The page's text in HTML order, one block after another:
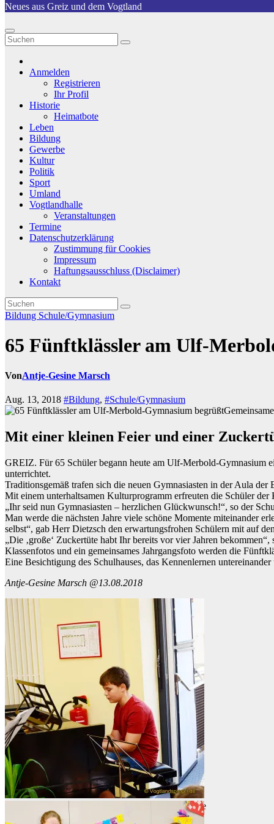
Neues aus Greiz und dem Vogtland
Anmelden
Registrieren
Ihr Profil
Historie
Heimatbote
Leben
Bildung
Gewerbe
Kultur
Politik
Sport
Umland
Vogtlandhalle
Veranstaltungen
Termine
Datenschutzerklärung
Zustimmung für Cookies
Impressum
Haftungsausschluss (Disclaimer)
Kontakt
Bildung Schule/Gymnasium
65 Fünftklässler am Ulf-
VonAntje-Gesine Marsch
Aug. 13, 2018 #Bildung, #Schule/Gymnasium
Mit einer kleinen Feier und einer
GREIZ. Für 65 Schüler begann heute am Ulf-Merbold-Gymnasium
unterrichtet.
Traditionsgemäß trafen sich die neuen Gymnasiasten in der Aula
Mit einem unterhaltsamen Kulturprogramm erfreuten die Schüler
„Ihr seid nun Gymnasiasten – herzlichen Glückwunsch!“, so der
Man werde die nächsten Jahre viele schöne Momente miteinander
selbst“, gab Herr Dietzsch den erwartungsfrohen Schülern mit auf
„Die ‚große‘ Zuckertüte habt Ihr bereits vor vier Jahren
Klassenfotos und ein gemeinsames Jahrgangsfoto werden die
Eine Besichtigung des Schulhauses, das Kennenlernen
Antje-Gesine Marsch @13.08.2018
Ein musikalisches Programm der Klasse 6 c stimmte
die neuen Fünftklässler auf den neuen